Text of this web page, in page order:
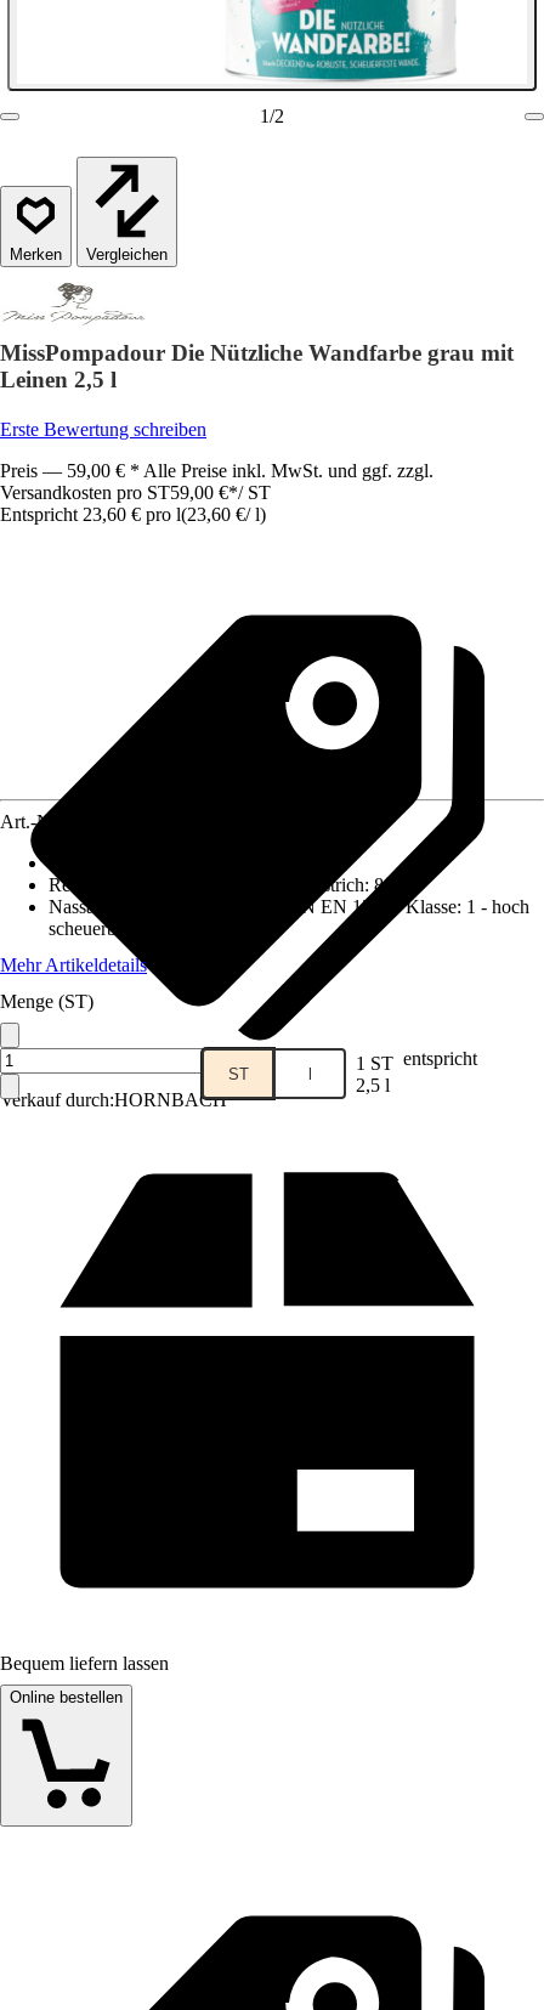
1/2
Vergleichen
MissPompadour Die Nützliche Wandfarbe grau mit
Leinen 2,5 l
Erste Bewertung schreiben
Preis — 59,00 € * Alle Preise inkl. MwSt. und ggf. zzgl.
Versandkosten pro ST59,00 €*/ ST
Entspricht 23,60 € pro l(23,60 €/ l)
Verkauf durch:HORNBACH
Art.-Nr.
Reichweite (ca.) bei einmaligem Anstrich: 8 m²/l
Nassabriebbeständigkeit nach DIN EN 13300 Klasse: 1 - hoch
scheuerbeständig
Mehr Artikeldetails
Menge (ST)
ST l 1 ST entspricht
2,5 l
Bequem liefern lassen
Online bestellen